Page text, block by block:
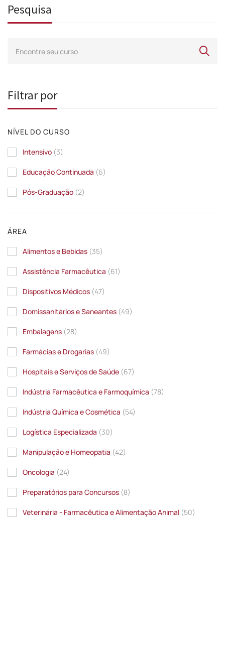
Pesquisa
Filtrar por
NÍVEL DO CURSO
Intensivo (3)
Educação Continuada (6)
Pós-Graduação (2)
ÁREA
Alimentos e Bebidas (35)
Assistência Farmacêutica (61)
Dispositivos Médicos (47)
Domissanitários e Saneantes (49)
Embalagens (28)
Farmácias e Drogarias (49)
Hospitais e Serviços de Saúde (67)
Indústria Farmacêutica e Farmoquímica (78)
Indústria Química e Cosmética (54)
Logística Especializada (30)
Manipulação e Homeopatia (42)
Oncologia (24)
Preparatórios para Concursos (8)
Veterinária - Farmacêutica e Alimentação Animal (50)